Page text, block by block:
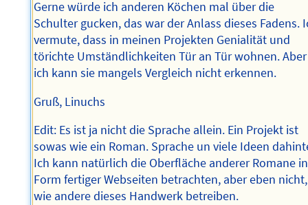
Gerne würde ich anderen Köchen mal über die
Schulter gucken, das war der Anlass dieses Fadens.
vermute, dass in meinen Projekten Genialität und
törichte Umständlichkeiten Tür an Tür wohnen. Aber
ich kann sie mangels Vergleich nicht erkennen.
Gruß, Linuchs
Edit: Es ist ja nicht die Sprache allein. Ein Projekt ist
sowas wie ein Roman. Sprache un viele Ideen
Ich kann natürlich die Oberfläche anderer Romane in
Form fertiger Webseiten betrachten, aber eben nicht,
wie andere dieses Handwerk betreiben.